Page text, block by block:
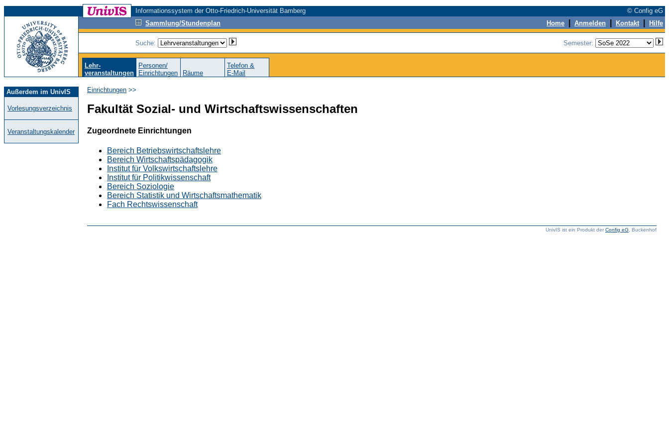
Informationssystem der Otto-Friedrich-Universität Bamberg
© Config eG
Sammlung/Stundenplan
Home Anmelden Kontakt Hilfe
Suche: Semester:
Lehr-
veranstaltungen
Personen/
Einrichtungen
Räume
Telefon &
E-Mail
Außerdem im UnivIS
Vorlesungsverzeichnis
Veranstaltungskalender
Einrichtungen >>
Fakultät Sozial- und Wirtschaftswissenschaften
Zugeordnete Einrichtungen
Bereich Betriebswirtschaftslehre
Bereich Wirtschaftspädagogik
Institut für Volkswirtschaftslehre
Institut für Politikwissenschaft
Bereich Soziologie
Bereich Statistik und Wirtschaftsmathematik
Fach Rechtswissenschaft
UnivIS ist ein Produkt derConfig eG , Buckenhof